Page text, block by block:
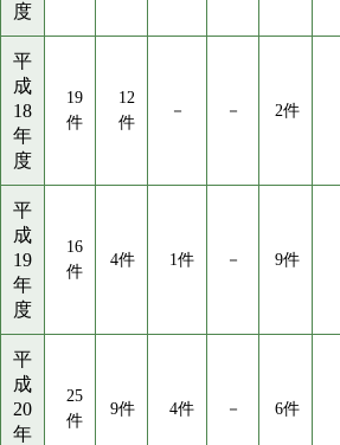
度
平
成
18
年
度
19
件
12
件
－ － 2件
平
成
19
年
度
16
件
4件 1件 － 9件
平
成
20
年
25
件
9件 4件 － 6件